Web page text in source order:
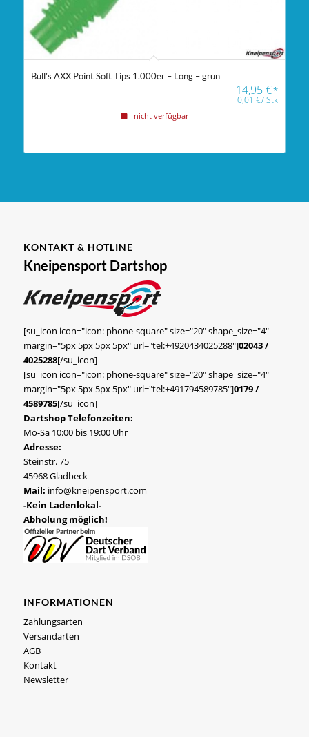
Bull’s AXX Point Soft Tips 1.000er – Long – grün
14,95€*
0,01€/Stk
- nicht verfügbar
KONTAKT & HOTLINE
Kneipensport Dartshop
[su_icon icon="icon: phone-square" size="20" shape_size="4"
margin="5px 5px 5px 5px" url="tel:+4920434025288"]02043 /
4025288[/su_icon]
[su_icon icon="icon: phone-square" size="20" shape_size="4"
margin="5px 5px 5px 5px" url="tel:+491794589785"]0179 /
4589785[/su_icon]
Dartshop Telefonzeiten:
Mo-Sa 10:00 bis 19:00 Uhr
Adresse:
Steinstr. 75
45968 Gladbeck
Mail: info@kneipensport.com
-Kein Ladenlokal-
Abholung möglich!
INFORMATIONEN
Zahlungsarten
Versandarten
AGB
Kontakt
Newsletter